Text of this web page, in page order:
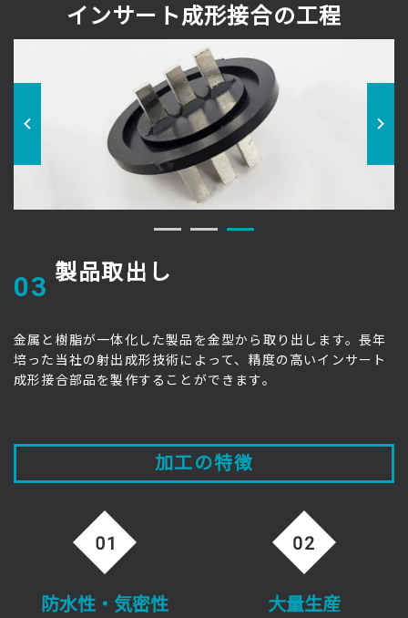
インサート成形接合の工程
03
製品取出し
金属と樹脂が一体化した製品を金型から取り出します。長年
培った当社の射出成形技術によって、精度の高いインサート
成形接合部品を製作することができます。
加工の特徴
防水性・気密性 大量生産